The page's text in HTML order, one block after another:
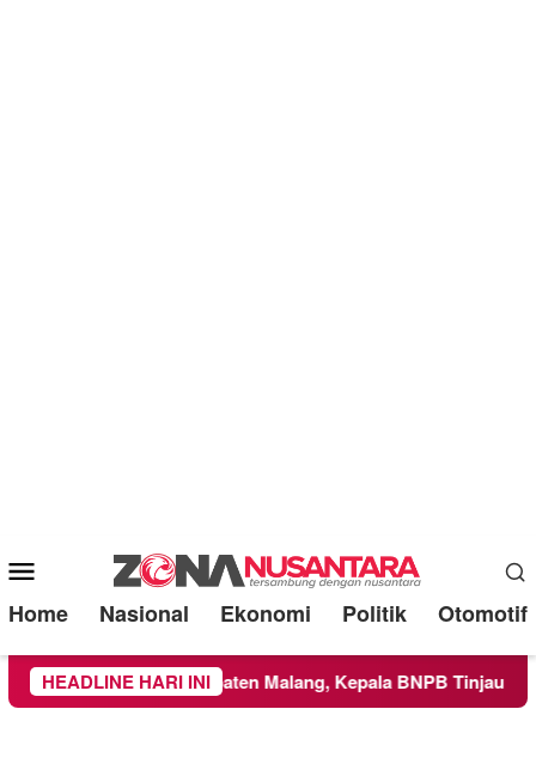
Mobile
Menu
Home Nasional Ekonomi Politik Otomotif
HEADLINE HARI INI
Kabupaten Malang, Kepala BNPB Tinjau Langsung Lokasi